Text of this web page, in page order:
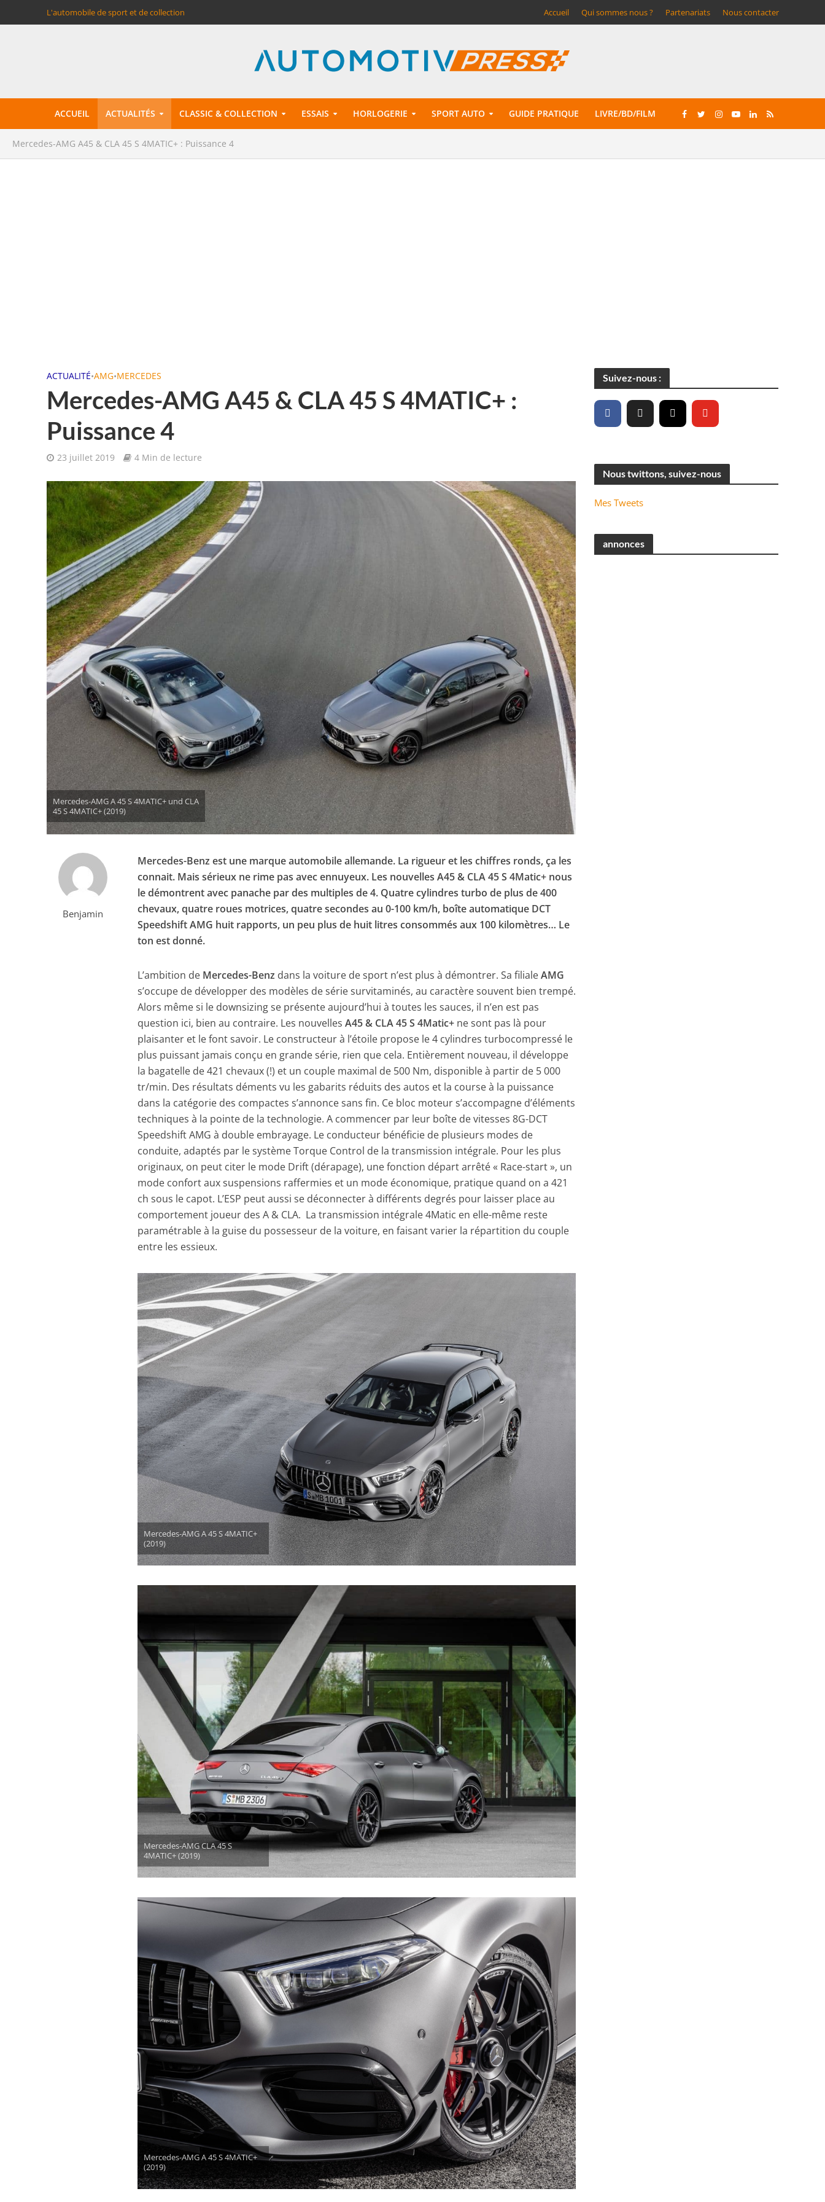
L'automobile de sport et de collection Accueil Qui sommes nous ? Partenariats Nous contacter
ACCUEIL ACTUALITÉS CLASSIC & COLLECTION ESSAIS HORLOGERIE SPORT AUTO GUIDE PRATIQUE LIVRE/BD/FILM
Mercedes-AMG A45 & CLA 45 S 4MATIC+ : Puissance 4
ACTUALITÉ•AMG•MERCEDES
Mercedes-AMG A45 & CLA 45 S 4MATIC+ :
Puissance 4
23 juillet 2019 4 Min de lecture
Mercedes-AMG A 45 S 4MATIC+ und CLA
45 S 4MATIC+ (2019)
Benjamin
Mercedes-Benz est une marque automobile allemande. La rigueur et les chiffres ronds, ça les
connait. Mais sérieux ne rime pas avec ennuyeux. Les nouvelles A45 & CLA 45 S 4Matic+ nous
le démontrent avec panache par des multiples de 4. Quatre cylindres turbo de plus de 400
chevaux, quatre roues motrices, quatre secondes au 0-100 km/h, boîte automatique DCT
Speedshift AMG huit rapports, un peu plus de huit litres consommés aux 100 kilomètres… Le
ton est donné.
L’ambition de Mercedes-Benz dans la voiture de sport n’est plus à démontrer. Sa filialeAMG
s’occupe de développer des modèles de série survitaminés, au caractère souvent bien trempé.
Alors même si le downsizing se présente aujourd’hui à toutes les sauces, il n’en est pas
question ici, bien au contraire. Les nouvellesA45 & CLA 45 S 4Matic+ ne sont pas là pour
plaisanter et le font savoir. Le constructeur à l’étoile propose le 4 cylindres turbocompressé le
plus puissant jamais conçu en grande série, rien que cela. Entièrement nouveau, il développe
la bagatelle de 421 chevaux (!) et un couple maximal de 500 Nm, disponible à partir de 5 000
tr/min. Des résultats déments vu les gabarits réduits des autos et la course à la puissance
dans la catégorie des compactes s’annonce sans fin. Ce bloc moteur s’accompagne d’éléments
techniques à la pointe de la technologie. A commencer par leur boîte de vitesses 8G-DCT
Speedshift AMG à double embrayage. Le conducteur bénéficie de plusieurs modes de
conduite, adaptés par le système Torque Control de la transmission intégrale. Pour les plus
originaux, on peut citer le mode Drift (dérapage), une fonction départ arrêté « Race-start », un
mode confort aux suspensions raffermies et un mode économique, pratique quand on a 421
ch sous le capot. L’ESP peut aussi se déconnecter à différents degrés pour laisser place au
comportement joueur des A & CLA. La transmission intégrale 4Matic en elle-même reste
paramétrable à la guise du possesseur de la voiture, en faisant varier la répartition du couple
entre les essieux.
Mercedes-AMG A 45 S 4MATIC+
(2019)
Mercedes-AMG CLA 45 S
4MATIC+ (2019)
Mercedes-AMG A 45 S 4MATIC+
(2019)
Suivez-nous :
Nous twittons, suivez-nous
Mes Tweets
annonces